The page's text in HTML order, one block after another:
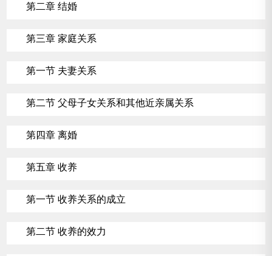
第二章 结婚
第三章 家庭关系
第一节 夫妻关系
第二节 父母子女关系和其他近亲属关系
第四章 离婚
第五章 收养
第一节 收养关系的成立
第二节 收养的效力